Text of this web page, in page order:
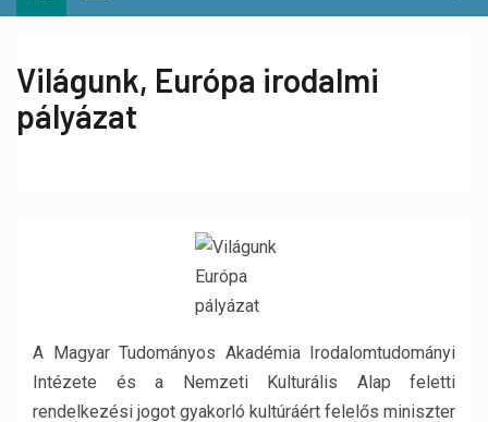
Világunk, Európa irodalmi
pályázat
A Magyar Tudományos Akadémia Irodalomtudományi
Intézete és a Nemzeti Kulturális Alap feletti
rendelkezési jogot gyakorló kultúráért felelős miniszter